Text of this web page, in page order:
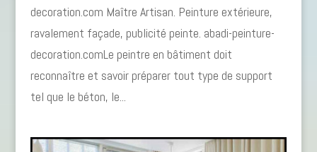
decoration.com Maître Artisan. Peinture extérieure,
ravalement façade, publicité peinte. abadi-peinture-
decoration.comLe peintre en bâtiment doit
reconnaître et savoir préparer tout type de support
tel que le béton, le...